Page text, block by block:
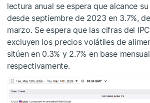
lectura anual se espera que alcance
desde septiembre de 2023 en 3.7%,
marzo. Se espera que las cifras del
excluyen los precios volátiles de
sitúen en 0.3% y 2.7% en base
respectivamente.